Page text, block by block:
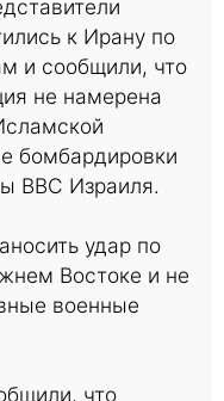
к Ирану по
и сообщили, что
не намерена
бомбардировки
ВВС Израиля.
удар по
Востоке и не
военные
что